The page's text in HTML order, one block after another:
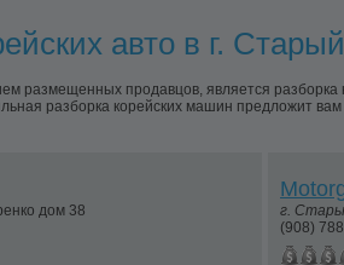
авто в г.
размещенных продавцов, является разборка
разборка корейских машин предложит
дом 38
г.
(908)